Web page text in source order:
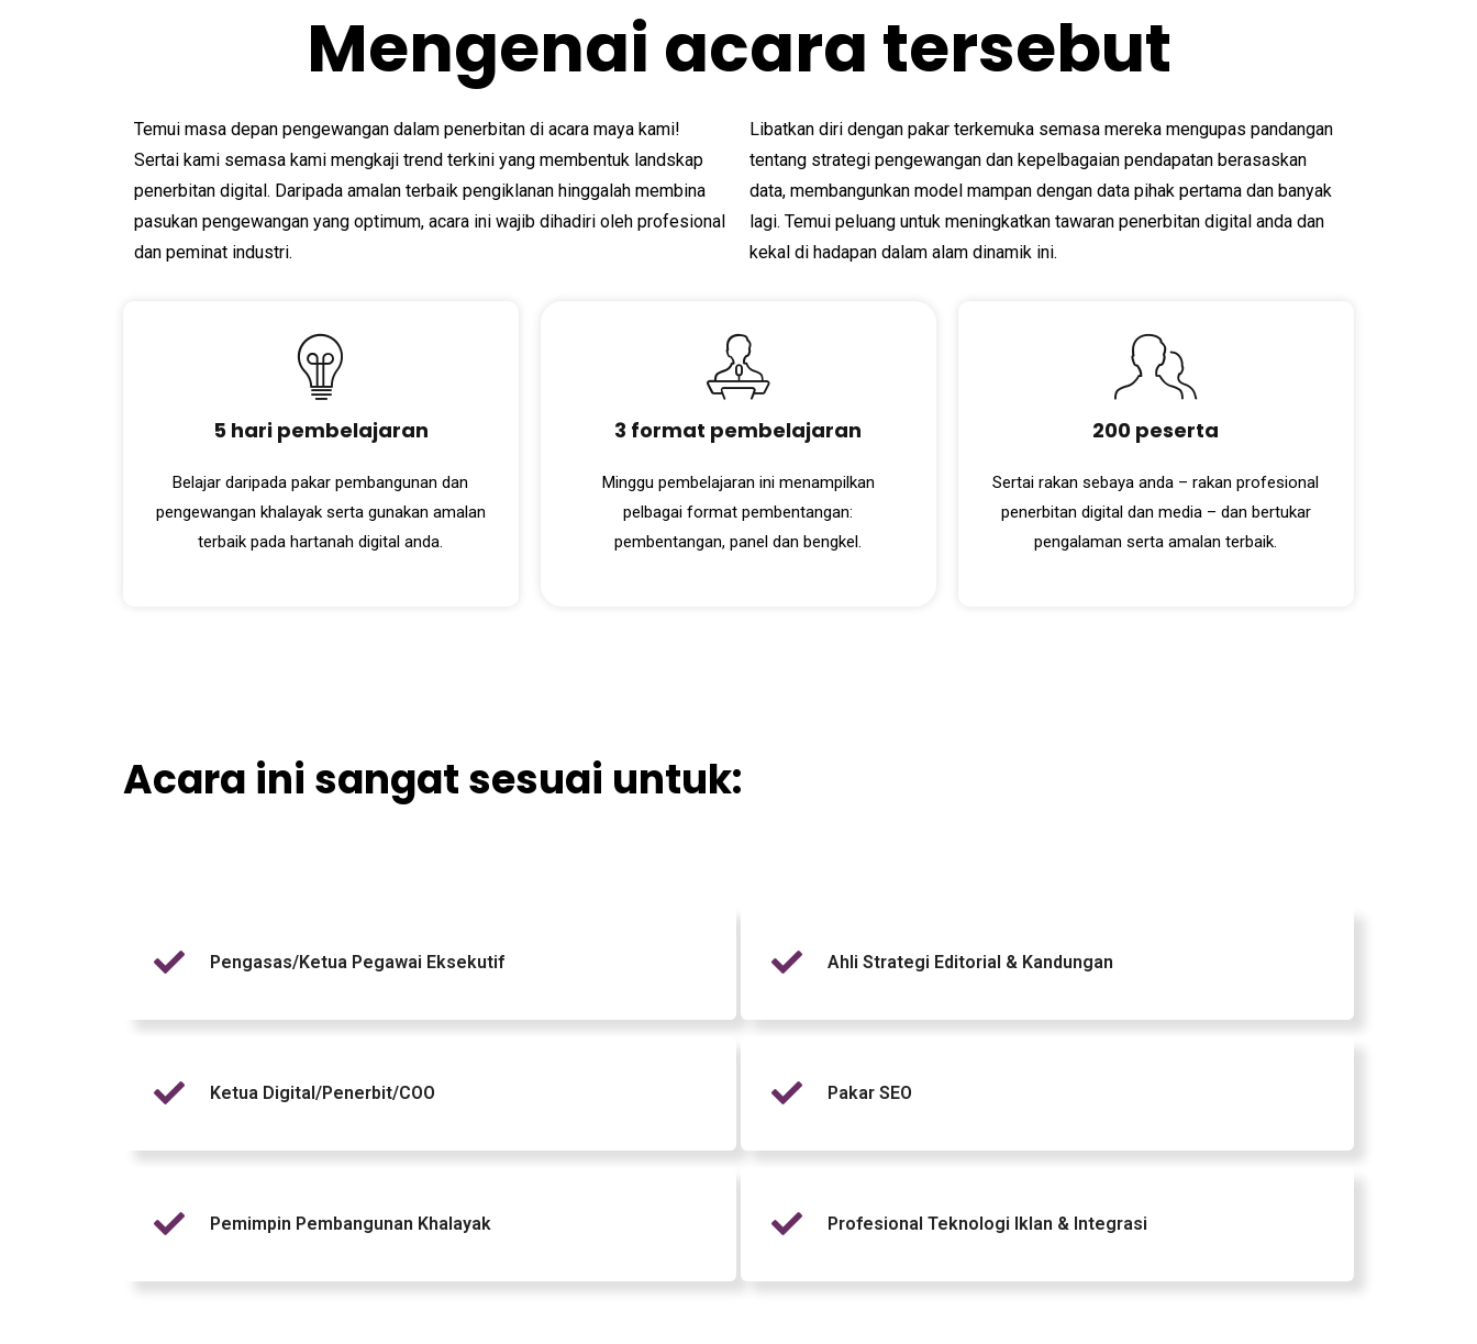
Mengenai acara tersebut
Temui masa depan pengewangan dalam penerbitan di acara maya kami!
Sertai kami semasa kami mengkaji trend terkini yang membentuk landskap
penerbitan digital. Daripada amalan terbaik pengiklanan hinggalah membina
pasukan pengewangan yang optimum, acara ini wajib dihadiri oleh profesional
dan peminat industri.
Libatkan diri dengan pakar terkemuka semasa mereka mengupas pandangan
tentang strategi pengewangan dan kepelbagaian pendapatan berasaskan
data, membangunkan model mampan dengan data pihak pertama dan banyak
lagi. Temui peluang untuk meningkatkan tawaran penerbitan digital anda dan
kekal di hadapan dalam alam dinamik ini.
5 hari pembelajaran
Belajar daripada pakar pembangunan dan
pengewangan khalayak serta gunakan amalan
terbaik pada hartanah digital anda.
3 format pembelajaran
Minggu pembelajaran ini menampilkan
pelbagai format pembentangan:
pembentangan, panel dan bengkel.
200 peserta
Sertai rakan sebaya anda – rakan profesional
penerbitan digital dan media – dan bertukar
pengalaman serta amalan terbaik.
Acara ini sangat sesuai untuk:
Pengasas/Ketua Pegawai Eksekutif
Ketua Digital/Penerbit/COO
Pemimpin Pembangunan Khalayak
Ahli Strategi Editorial & Kandungan
Pakar SEO
Profesional Teknologi Iklan & Integrasi